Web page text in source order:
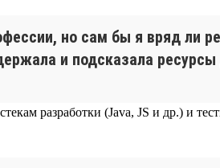
но сам бы я вряд ли
и подсказала ресурсы
разработки (Java, JS и др.) и